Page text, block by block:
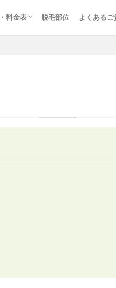
料金表
（レディース）
（メンズ）
胞培養上清療法
イク
ーム点滴療法（細胞再生医療）
脱毛部位 よくあるご